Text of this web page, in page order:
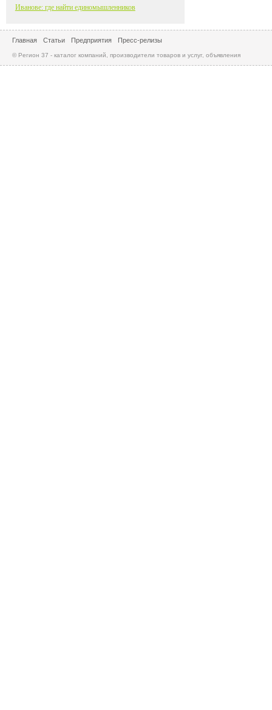
Иванове: где найти единомышленников
Главная Статьи Предприятия Пресс-релизы
© Регион 37 - каталог компаний, производители товаров и услуг, объявления